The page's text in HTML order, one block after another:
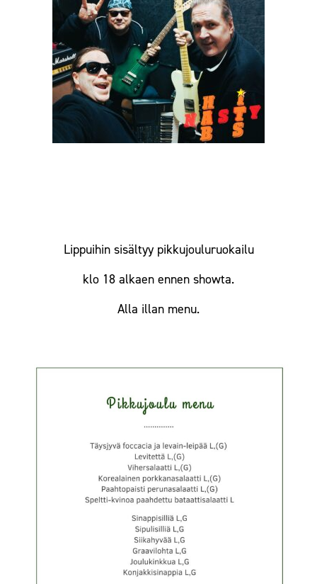
Lippuihin sisältyy pikkujouluruokailu
klo 18 alkaen ennen showta.
Alla illan menu.